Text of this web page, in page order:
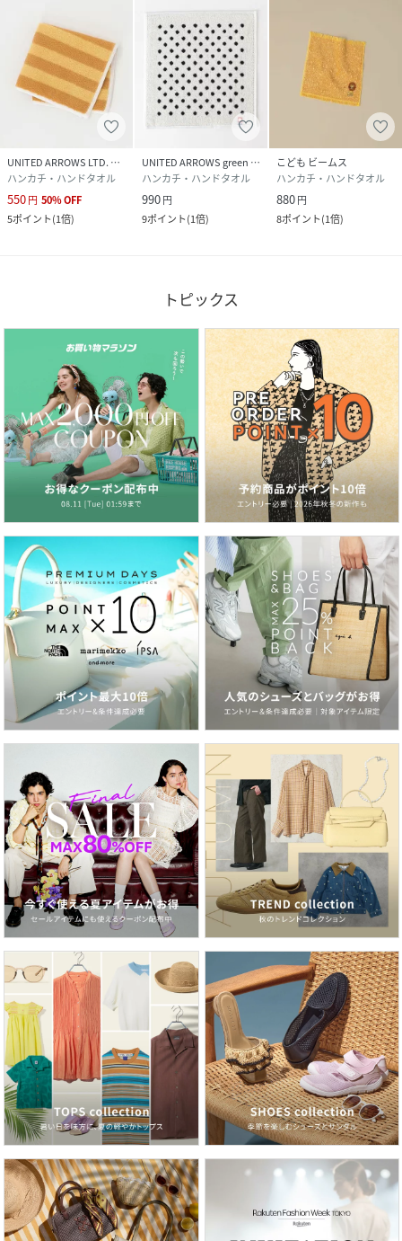
UNITED ARROWS LTD. OUTLET
ハンカチ・ハンドタオル
550円 50%OFF
5ポイント(1倍)
UNITED ARROWS green label relaxing
ハンカチ・ハンドタオル
990円
9ポイント(1倍)
こども ビームス
ハンカチ・ハンドタオル
880円
8ポイント(1倍)
トピックス